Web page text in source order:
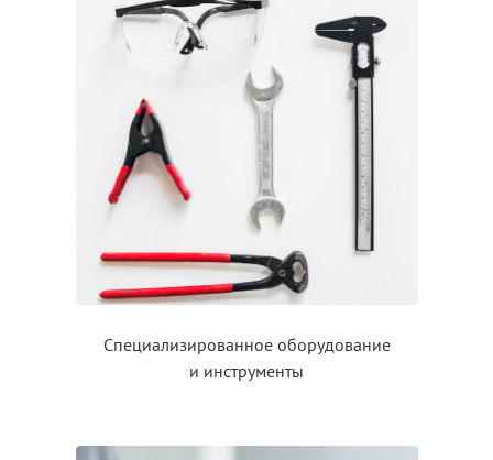
Специализированное оборудование
и инструменты